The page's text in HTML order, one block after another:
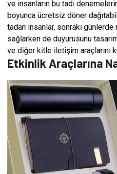
ve insanların bu tadı
boyunca ücretsiz döner
tadan insanlar, sonraki günlerde
sağlarken de duyurusunu
ve diğer kitle iletişim araçlarını
Etkinlik Araçlarına